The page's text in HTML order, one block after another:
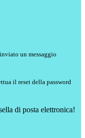
un messaggio
il reset della password
di posta elettronica!